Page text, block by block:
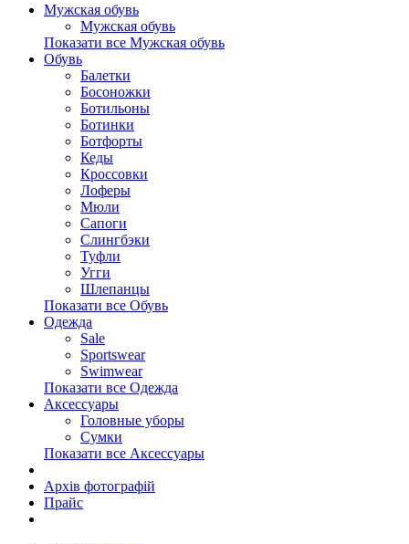
Мужская обувь
Мужская обувь
Показати все Мужская обувь
Обувь
Балетки
Босоножки
Ботильоны
Ботинки
Ботфорты
Кеды
Кроссовки
Лоферы
Мюли
Сапоги
Слингбэки
Туфли
Угги
Шлепанцы
Показати все Обувь
Одежда
Sale
Sportswear
Swimwear
Показати все Одежда
Аксессуары
Головные уборы
Сумки
Показати все Аксессуары
Архів фотографій
Прайс